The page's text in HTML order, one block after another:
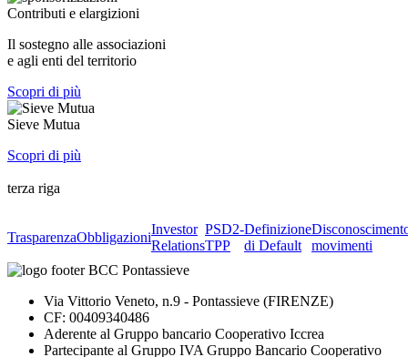
Contributi e elargizioni
Il sostegno alle associazioni
e agli enti del territorio
Scopri di più
Sieve Mutua
Scopri di più
terza riga
TrasparenzaObbligazioni
Investor
Relations
PSD2-
TPP
Definizione
di Default
movimenti
Via Vittorio Veneto, n.9 - Pontassieve (FIRENZE)
CF: 00409340486
Aderente al Gruppo bancario Cooperativo Iccrea
Partecipante al Gruppo IVA Gruppo Bancario Cooperativo